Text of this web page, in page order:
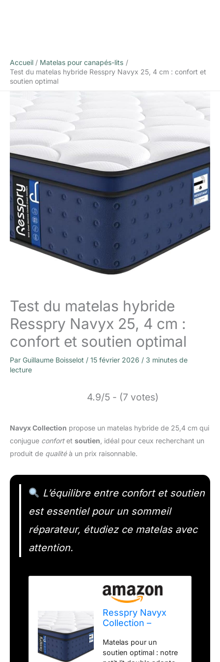
Accueil
Matelas pour canapés-lits
Test du matelas hybride Resspry Navyx 25, 4 cm : confort et
soutien optimal
Test du matelas hybride
Resspry Navyx 25, 4 cm :
confort et soutien optimal
Par Guillaume Boisselot / 15 février 2026 / 3 minutes de
lecture
4.9/5 - (7 votes)
Navyx Collection propose un matelas hybride de 25,4 cm qui
conjugue confortet soutien , idéal pour ceux recherchant un
produit de qualitéà un prix raisonnable.
L’équilibre entre confort et soutien
est essentiel pour un sommeil
réparateur, étudiez ce matelas avec
attention.
Resspry Navyx
Collection –
de 25,4 cm pour
soulager la
Matelas pour un
soutien optimal : notre